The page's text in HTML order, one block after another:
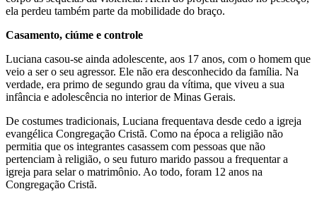
ela perdeu também parte da mobilidade do braço.
Casamento, ciúme e controle
Luciana casou-se ainda adolescente, aos 17 anos, com o homem que
veio a ser o seu agressor. Ele não era desconhecido da família. Na
verdade, era primo de segundo grau da vítima, que viveu a sua
infância e adolescência no interior de Minas Gerais.
De costumes tradicionais, Luciana frequentava desde cedo a igreja
evangélica Congregação Cristã. Como na época a religião não
permitia que os integrantes casassem com pessoas que não
pertenciam à religião, o seu futuro marido passou a frequentar a
igreja para selar o matrimônio. Ao todo, foram 12 anos na
Congregação Cristã.